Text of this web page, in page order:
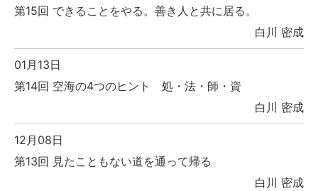
第15回 できることをやる。善き人と共に居る。
白川 密成
01月13日
第14回 空海の4つのヒント 処・法・師・資
白川 密成
12月08日
第13回 見たこともない道を通って帰る
白川 密成